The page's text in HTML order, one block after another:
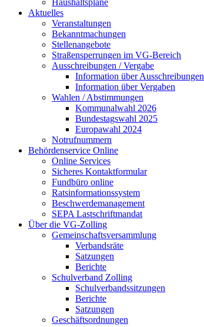
Haushaltspläne
Aktuelles
Veranstaltungen
Bekanntmachungen
Stellenangebote
Straßensperrungen im VG-Bereich
Ausschreibungen / Vergabe
Information über Ausschreibungen
Information über Vergaben
Wahlen / Abstimmungen
Kommunalwahl 2026
Bundestagswahl 2025
Europawahl 2024
Notrufnummern
Behördenservice Online
Online Services
Sicheres Kontaktformular
Fundbüro online
Ratsinformationssystem
Beschwerdemanagement
SEPA Lastschriftmandat
Über die VG-Zolling
Gemeinschaftsversammlung
Verbandsräte
Satzungen
Berichte
Schulverband Zolling
Schulverbandssitzungen
Berichte
Satzungen
Geschäftsordnungen